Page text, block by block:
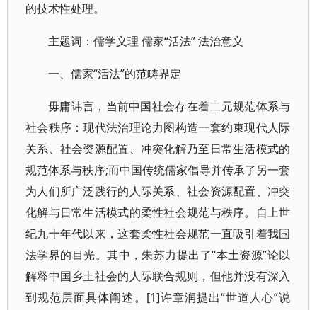
的技术性处理。
主题词：儒学义理 儒家“活法” 法治意义
一、儒家“活法”的范畴界定
毋庸讳言，当前中国社会存在着二元规范体系与
社会秩序：现代法治理论力图构造一套约束现代人际
关系、社会资源配置、冲突化解乃至日常生活模式的
规范体系与秩序;而中国传统儒家倡导并传承了另一套
为人们所广泛践行的人际关系、社会资源配置、冲突
化解与日常生活模式的柔性社会规范与秩序。自上世
纪九十年代以来，这套柔性社会规范一直吸引着我国
法学界的目光。其中，朱苏力提出了“本土资源”论以
解释中国乡土社会的人际联合规则，但他并没有深入
到规范层面具体阐述。[1]许章润提出“世道人心”说